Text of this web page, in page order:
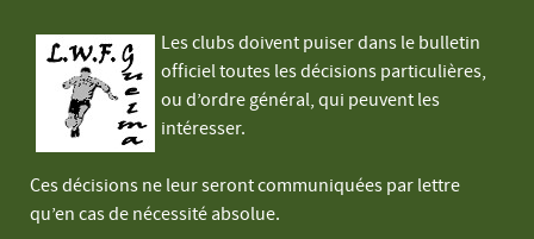
Les clubs doivent puiser dans le bulletin
officiel toutes les décisions particulières,
ou d’ordre général, qui peuvent les
intéresser.
Ces décisions ne leur seront communiquées par lettre
qu’en cas de nécessité absolue.